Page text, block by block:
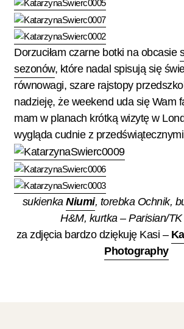
Dorzuciłam czarne botki na obcasie
sezonów, które nadal spisują się
równowagi, szare rajstopy
nadzieję, że weekend uda się Wam
mam w planach krótką wizytę w
wygląda cudnie z
sukienka Niumi, torebka Ochnik,
H&M, kurtka – Parisian/
za zdjęcia bardzo dziękuję Kasi –
Photography